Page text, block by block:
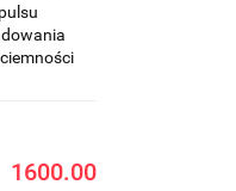
1600.00